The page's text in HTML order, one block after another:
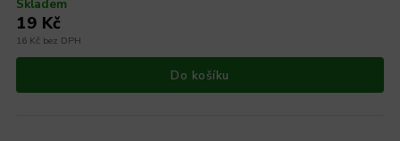
Skladem
16 Kč bez DPH
19 Kč
Do košíku